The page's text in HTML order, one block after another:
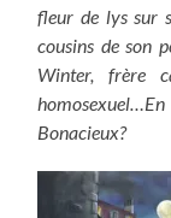
fleur de lys sur
cousins de son
Winter, frère
Bonacieux?